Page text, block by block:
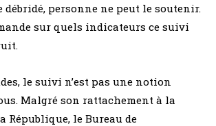
débridé, personne ne peut le soutenir.
sur quels indicateurs ce suivi
le suivi n’est pas une notion
Malgré son rattachement à la
République, le Bureau de